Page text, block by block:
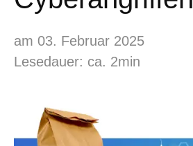
am 03. Februar 2025
Lesedauer: ca. 2min